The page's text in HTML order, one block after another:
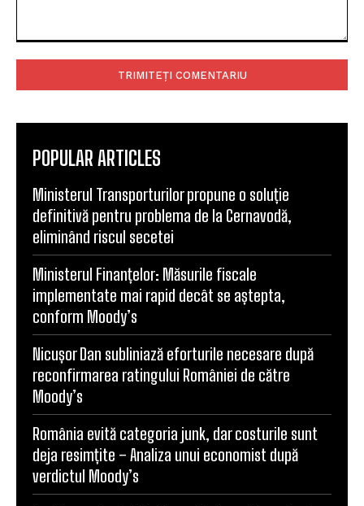
POPULAR ARTICLES
Ministerul Transporturilor propune o soluție
definitivă pentru problema de la Cernavodă,
eliminând riscul secetei
Ministerul Finanțelor: Măsurile fiscale
implementate mai rapid decât se aștepta,
conform Moody’s
Nicușor Dan subliniază eforturile necesare după
reconfirmarea ratingului României de către
Moody’s
România evită categoria junk, dar costurile sunt
deja resimțite – Analiza unui economist după
verdictul Moody’s